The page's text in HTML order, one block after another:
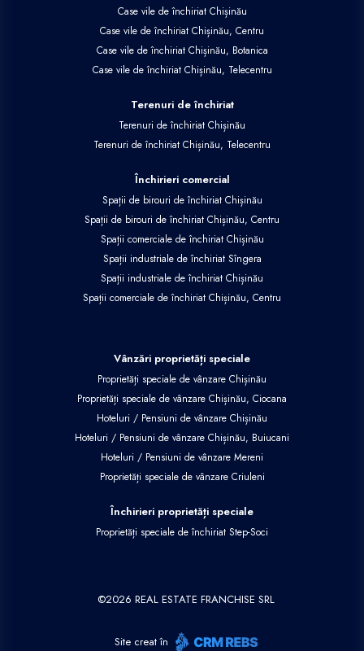
Case vile de închiriat Chișinău
Case vile de închiriat Chișinău, Centru
Case vile de închiriat Chișinău, Botanica
Case vile de închiriat Chișinău, Telecentru
Terenuri de închiriat
Terenuri de închiriat Chișinău
Terenuri de închiriat Chișinău, Telecentru
Închirieri comercial
Spații de birouri de închiriat Chișinău
Spații de birouri de închiriat Chișinău, Centru
Spații comerciale de închiriat Chișinău
Spații industriale de închiriat Sîngera
Spații industriale de închiriat Chișinău
Spații comerciale de închiriat Chișinău, Centru
Vânzări proprietăți speciale
Proprietăți speciale de vânzare Chișinău
Proprietăți speciale de vânzare Chișinău, Ciocana
Hoteluri / Pensiuni de vânzare Chișinău
Hoteluri / Pensiuni de vânzare Chișinău, Buiucani
Hoteluri / Pensiuni de vânzare Mereni
Proprietăți speciale de vânzare Criuleni
Închirieri proprietăți speciale
Proprietăți speciale de închiriat Step-Soci
©2026 REAL ESTATE FRANCHISE SRL
Site creat în